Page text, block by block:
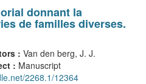
donnant la
de familles diverses.
: Van den berg, J. J.
: Manuscript
2268.1/12364